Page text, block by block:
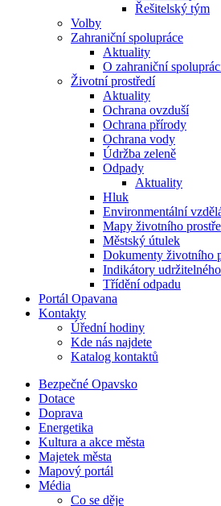
Řešitelský tým
Volby
Zahraniční spolupráce
Aktuality
O zahraniční
Životní prostředí
Aktuality
Ochrana ovzduší
Ochrana přírody
Ochrana vody
Údržba zeleně
Odpady
Aktuality
Hluk
Environmentální
Mapy životního
Městský útulek
Dokumenty životního
Indikátory
Třídění odpadu
Portál Opavana
Kontakty
Úřední hodiny
Kde nás najdete
Katalog kontaktů
Bezpečné Opavsko
Dotace
Doprava
Energetika
Kultura a akce města
Majetek města
Mapový portál
Média
Co se děje